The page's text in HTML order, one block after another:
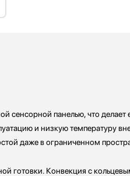
сенсорной панелью, что делает
и низкую температуру
даже в ограниченном
готовки. Конвекция с